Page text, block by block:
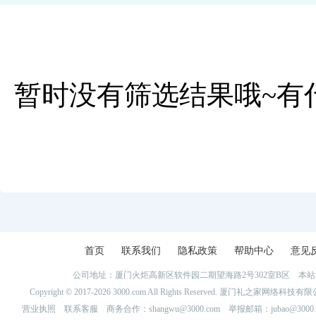
暂时没有筛选结果哦~
首页 联系我们 隐私政策 帮助中心 意见
公司地址：厦门火炬高新区软件园二期望海路2号302室B区 本
Copyright © 2017-2026 3000.com All Rights Reserved. 厦门礼之家网络科技
营业执照
联系客服 商务合作：shangwu@3000.com 举报邮箱：